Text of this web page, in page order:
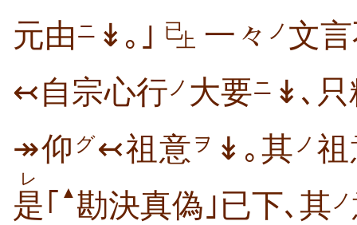
元由 ニ ↡｡｣ 已上 一々 ノ 文
↢自宗心行 ノ 大要 ニ ↡､
↠仰 グ↢祖意 ヲ ↡｡其 ノ
是
レ
｢ ▲勘決真偽｣已下､其 ノ